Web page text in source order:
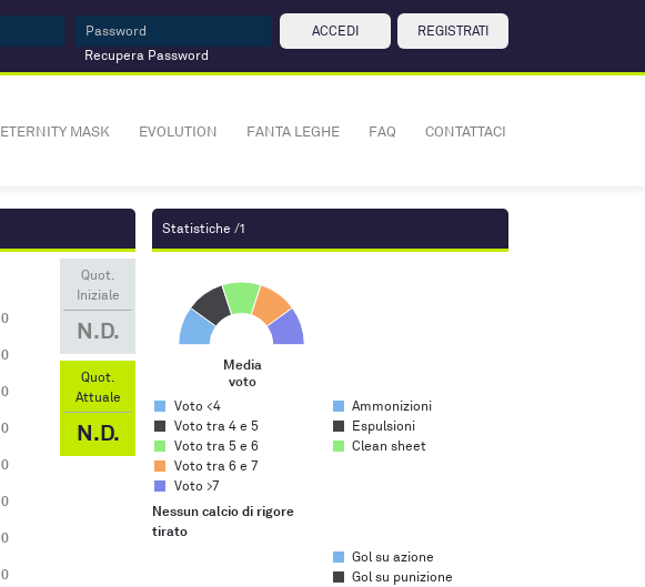
Recupera Password
ACCEDI REGISTRATI
ETERNITY MASK EVOLUTION FANTA LEGHE FAQ CONTATTACI
0
0
0
0
0
0
0
0
Quot.
Iniziale
N.D.
Quot.
Attuale
N.D.
Statistiche /1
Media voto
Pie chart with 5 slices.
Media
voto
End of interactive chart.
Voto <4
Voto tra 4 e 5
Voto tra 5 e 6
Voto tra 6 e 7
Voto >7
Ammonizioni
Espulsioni
Clean sheet
Nessun calcio di rigore
tirato
Gol su azione
Gol su punizione